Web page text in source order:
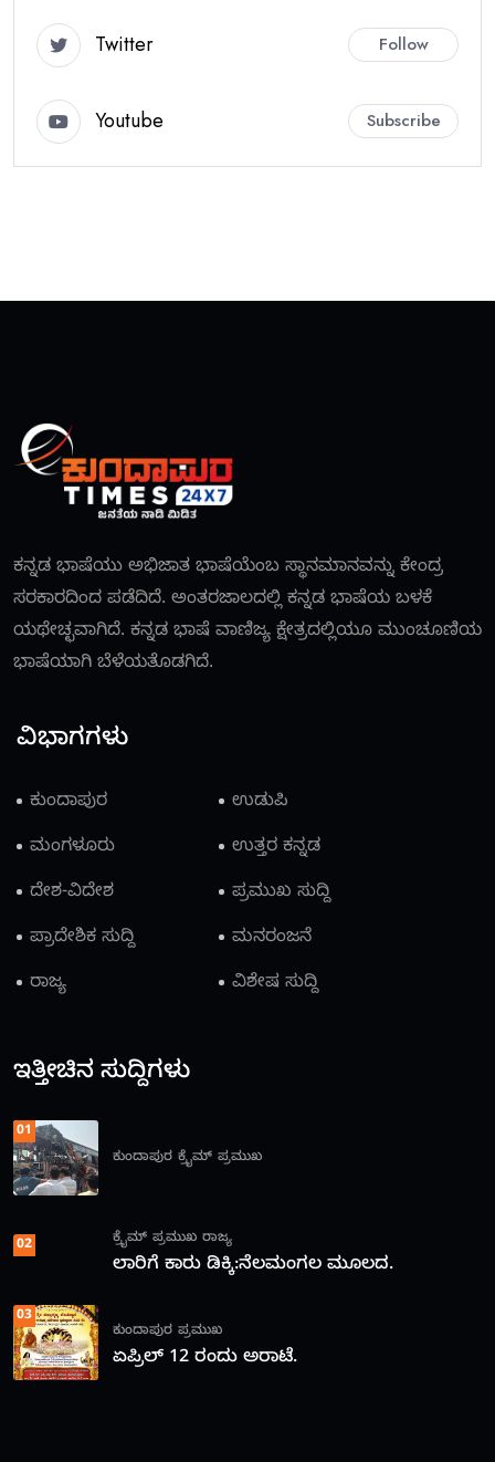
Twitter Follow
Youtube Subscribe
ಕನ್ನಡ ಭಾಷೆಯು ಅಭಿಜಾತ ಭಾಷೆಯೆಂಬ ಸ್ಥಾನಮಾನವನ್ನು ಕೇಂದ್ರ
ಸರಕಾರದಿಂದ ಪಡೆದಿದೆ. ಅಂತರಜಾಲದಲ್ಲಿ ಕನ್ನಡ ಭಾಷೆಯ ಬಳಕೆ
ಯಥೇಚ್ಛವಾಗಿದೆ. ಕನ್ನಡ ಭಾಷೆ ವಾಣಿಜ್ಯ ಕ್ಷೇತ್ರದಲ್ಲಿಯೂ ಮುಂಚೂಣಿಯ
ಭಾಷೆಯಾಗಿ ಬೆಳೆಯತೊಡಗಿದೆ.
ವಿಭಾಗಗಳು
ಕುಂದಾಪುರ
ಉಡುಪಿ
ಮಂಗಳೂರು
ಉತ್ತರ ಕನ್ನಡ
ದೇಶ-ವಿದೇಶ
ಪ್ರಮುಖ ಸುದ್ದಿ
ಪ್ರಾದೇಶಿಕ ಸುದ್ದಿ
ಮನರಂಜನೆ
ರಾಜ್ಯ
ವಿಶೇಷ ಸುದ್ದಿ
ಇತ್ತೀಚಿನ ಸುದ್ದಿಗಳು
01
ಕುಂದಾಪುರ ಕ್ರೈಮ್ ಪ್ರಮುಖ
02 ಕ್ರೈಮ್ ಪ್ರಮುಖ ರಾಜ್ಯ
ಲಾರಿಗೆ ಕಾರು ಡಿಕ್ಕಿ:ನೆಲಮಂಗಲ ಮೂಲದ.
03
ಕುಂದಾಪುರ ಪ್ರಮುಖ
ಏಪ್ರಿಲ್ 12 ರಂದು ಅರಾಟೆ.